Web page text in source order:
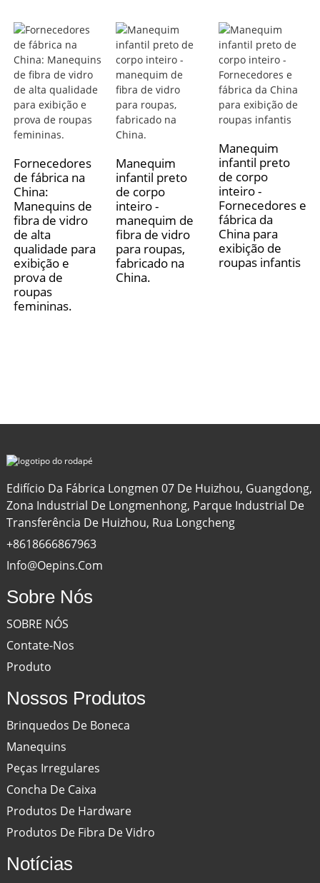
Fornecedores
de fábrica na
China:
Manequins de
fibra de vidro
de alta
qualidade para
exibição e
prova de
roupas
femininas.
Manequim
infantil preto
de corpo
inteiro -
manequim de
fibra de vidro
para roupas,
fabricado na
China.
Manequim
infantil preto
de corpo
inteiro -
Fornecedores e
fábrica da
China para
exibição de
roupas infantis
Edifício Da Fábrica Longmen 07 De Huizhou, Guangdong,
Zona Industrial De Longmenhong, Parque Industrial De
Transferência De Huizhou, Rua Longcheng
+8618666867963
Info@oepins.com
Sobre Nós
SOBRE NÓS
Contate-Nos
Produto
Nossos Produtos
Brinquedos De Boneca
Manequins
Peças Irregulares
Concha De Caixa
Produtos De Hardware
Produtos De Fibra De Vidro
Notícias